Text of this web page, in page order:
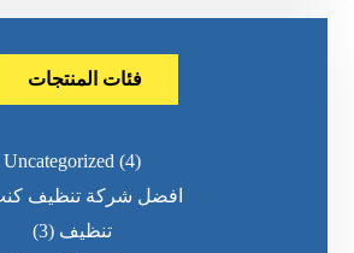
فئات المنتجات
Uncategorized (4)
افضل شركة تنظيف
تنظيف (3)